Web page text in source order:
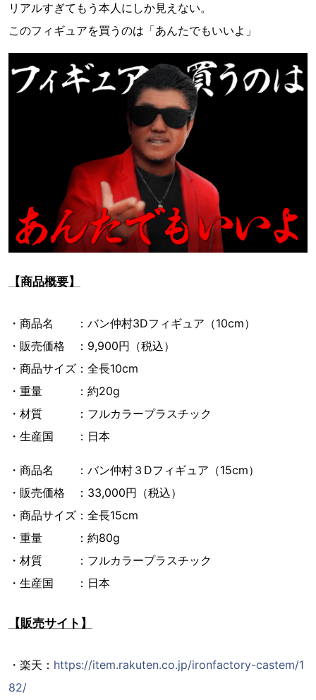
リアルすぎてもう本人にしか見えない。
このフィギュアを買うのは「あんたでもいいよ」
【商品概要】
・商品名 ：バン仲村3Dフィギュア（10cm）
・販売価格 ：9,900円（税込）
・商品サイズ：全長10cm
・重量 ：約20g
・材質 ：フルカラープラスチック
・生産国 ：日本
・商品名 ：バン仲村３Dフィギュア（15cm）
・販売価格 ：33,000円（税込）
・商品サイズ：全長15cm
・重量 ：約80g
・材質 ：フルカラープラスチック
・生産国 ：日本
【販売サイト】
・楽天： https://item.rakuten.co.jp/ironfactory-castem/1
82/